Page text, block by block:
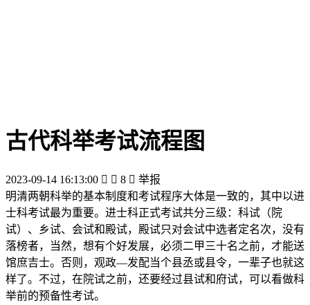
古代科举考试流程图
2023-09-14 16:13:00   8  举报
明清两朝科举的基本制度和考试程序大体是一致的，其中以进
士科考试最为重要。进士科正式考试共分三级：科试（院
试）、乡试、会试和殿试，殿试只对会试中选者定名次，没有
落榜者，当然，想有个好发展，必须二甲三十名之前，才能送
馆庶吉士。否则，观政—发配当个县丞或县令，一辈子也就这
样了。不过，在院试之前，还要经过县试和府试，可以看做科
举前的预备性考试。